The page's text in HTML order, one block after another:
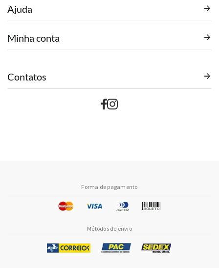
Ajuda
Minha conta
Contatos
Forma de pagamento
Métodos de envio